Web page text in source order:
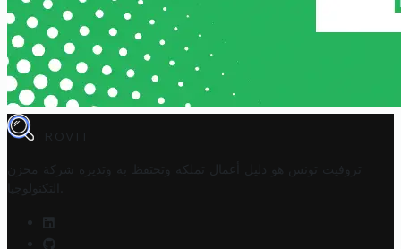
TROVIT
تروفيت تونس هو دليل أعمال تملكه وتحتفظ به وتديره
شركة مخزن
التكنولوجيا